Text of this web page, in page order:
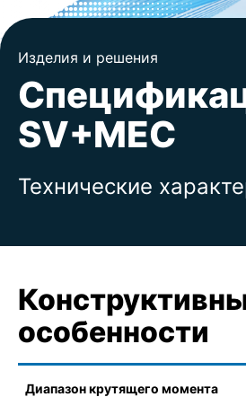
Контакт
Изделия и решения
SV+MEC
Технические
особенности
Диапазон крутящего момента